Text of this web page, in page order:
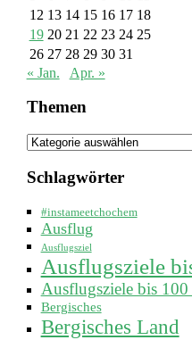
12 13 14 15 16 17 18
19 20 21 22 23 24 25
26 27 28 29 30 31
« Jan.
Apr. »
Themen
Themen
Schlagwörter
#instameetchochem
Ausflug
Ausflugsziel
Ausflugsziele
Ausflugsziele bis
Bergisches
Bergisches Land